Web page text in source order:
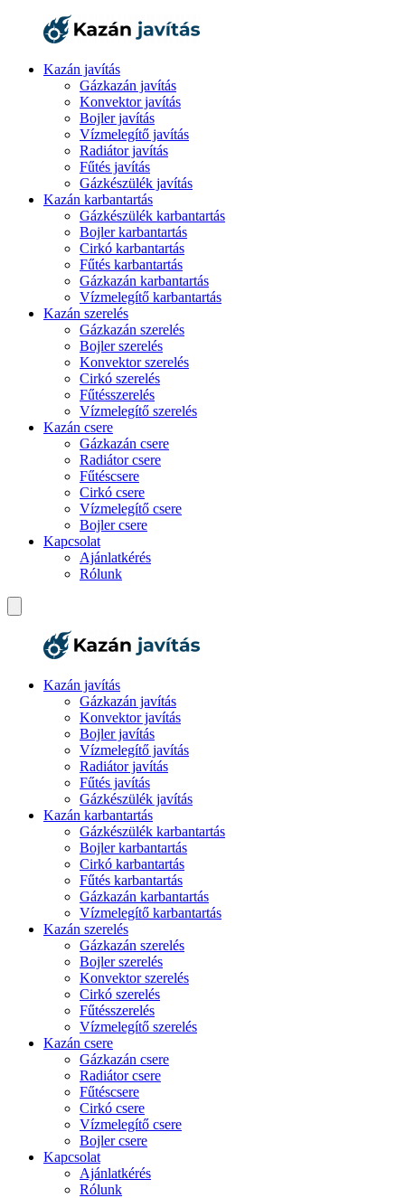
Kazán javítás
Gázkazán javítás
Konvektor javítás
Bojler javítás
Vízmelegítő javítás
Radiátor javítás
Fűtés javítás
Gázkészülék javítás
Kazán karbantartás
Gázkészülék karbantartás
Bojler karbantartás
Cirkó karbantartás
Fűtés karbantartás
Gázkazán karbantartás
Vízmelegítő karbantartás
Kazán szerelés
Gázkazán szerelés
Bojler szerelés
Konvektor szerelés
Cirkó szerelés
Fűtésszerelés
Vízmelegítő szerelés
Kazán csere
Gázkazán csere
Radiátor csere
Fűtéscsere
Cirkó csere
Vízmelegítő csere
Bojler csere
Kapcsolat
Ajánlatkérés
Rólunk
Kazán javítás
Gázkazán javítás
Konvektor javítás
Bojler javítás
Vízmelegítő javítás
Radiátor javítás
Fűtés javítás
Gázkészülék javítás
Kazán karbantartás
Gázkészülék karbantartás
Bojler karbantartás
Cirkó karbantartás
Fűtés karbantartás
Gázkazán karbantartás
Vízmelegítő karbantartás
Kazán szerelés
Gázkazán szerelés
Bojler szerelés
Konvektor szerelés
Cirkó szerelés
Fűtésszerelés
Vízmelegítő szerelés
Kazán csere
Gázkazán csere
Radiátor csere
Fűtéscsere
Cirkó csere
Vízmelegítő csere
Bojler csere
Kapcsolat
Ajánlatkérés
Rólunk